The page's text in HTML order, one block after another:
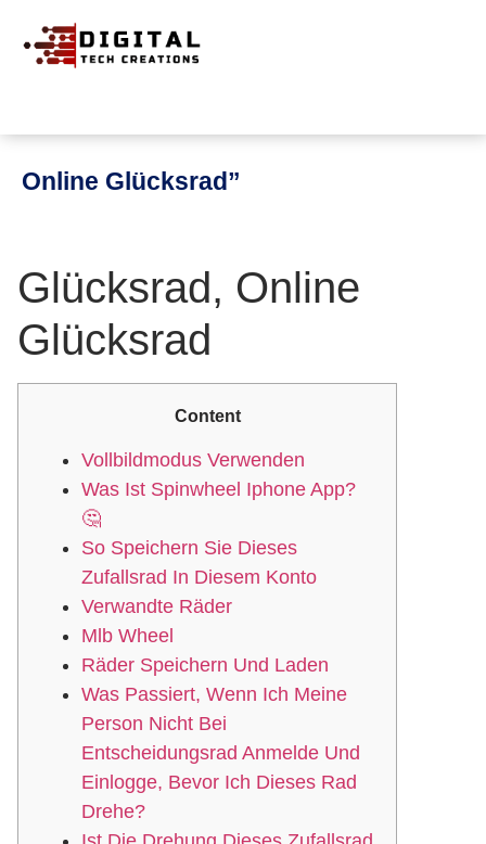
Online Glücksrad”
Glücksrad, Online
Glücksrad
Content
Vollbildmodus Verwenden
Was Ist Spinwheel Iphone App?
🤔
So Speichern Sie Dieses
Zufallsrad In Diesem Konto
Verwandte Räder
Mlb Wheel
Räder Speichern Und Laden
Was Passiert, Wenn Ich Meine
Person Nicht Bei
Entscheidungsrad Anmelde Und
Einlogge, Bevor Ich Dieses Rad
Drehe?